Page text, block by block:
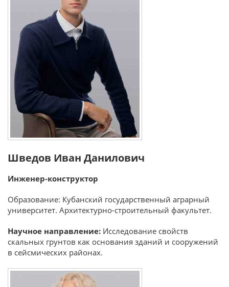
Шведов Иван Данилович
Инженер-конструктор
Образование: Кубанский государственный аграрный
университет. Архитектурно-строительный факультет.
Научное направление: Исследование свойств
скальных грунтов как основания зданий и сооружений
в сейсмических районах.